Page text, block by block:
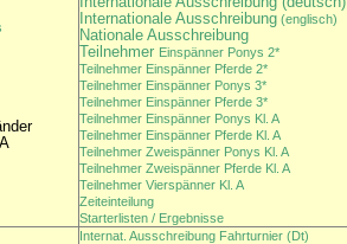
Internationale Ausschreibung (englisch)
Nationale Ausschreibung
Teilnehmer Einspänner Ponys 2*
Teilnehmer Einspänner Pferde 2*
Teilnehmer Einspänner Ponys 3*
Teilnehmer Einspänner Pferde 3*
Teilnehmer Einspänner Ponys Kl. A
Teilnehmer Einspänner Pferde Kl. A
Teilnehmer Zweispänner Ponys Kl. A
Teilnehmer Zweispänner Pferde Kl. A
Teilnehmer Vierspänner Kl. A
Zeiteinteilung
Starterlisten / Ergebnisse
Internat. Ausschreibung Fahrturnier (Dt)